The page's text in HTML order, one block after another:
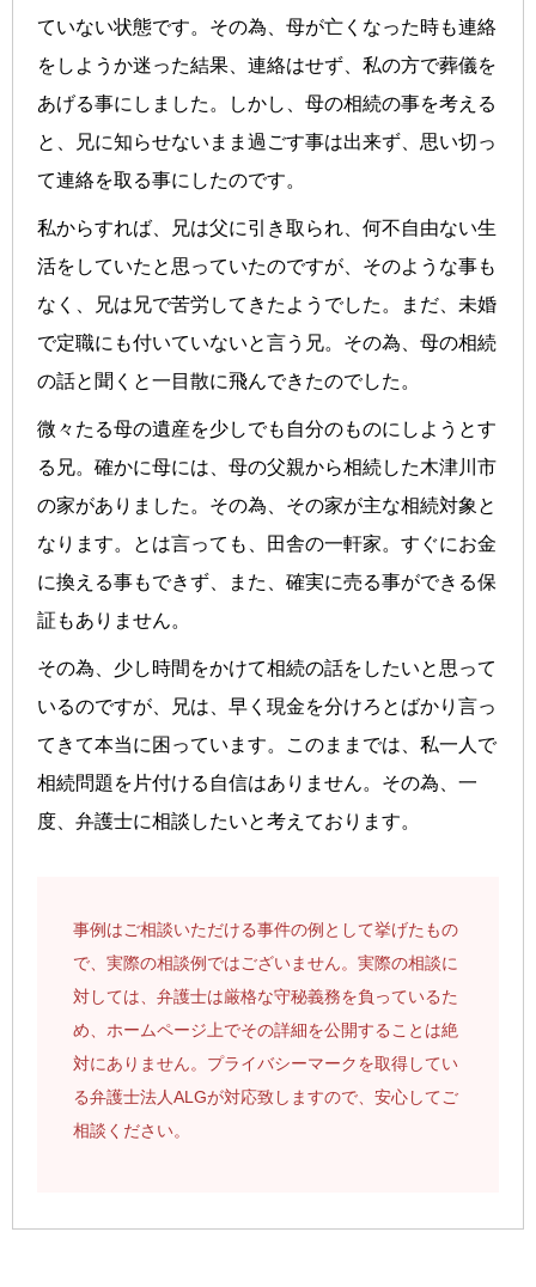
ていない状態です。その為、母が亡くなった時も連絡
をしようか迷った結果、連絡はせず、私の方で葬儀を
あげる事にしました。しかし、母の相続の事を考える
と、兄に知らせないまま過ごす事は出来ず、思い切っ
て連絡を取る事にしたのです。
私からすれば、兄は父に引き取られ、何不自由ない生
活をしていたと思っていたのですが、そのような事も
なく、兄は兄で苦労してきたようでした。まだ、未婚
で定職にも付いていないと言う兄。その為、母の相続
の話と聞くと一目散に飛んできたのでした。
微々たる母の遺産を少しでも自分のものにしようとす
る兄。確かに母には、母の父親から相続した木津川市
の家がありました。その為、その家が主な相続対象と
なります。とは言っても、田舎の一軒家。すぐにお金
に換える事もできず、また、確実に売る事ができる保
証もありません。
その為、少し時間をかけて相続の話をしたいと思って
いるのですが、兄は、早く現金を分けろとばかり言っ
てきて本当に困っています。このままでは、私一人で
相続問題を片付ける自信はありません。その為、一
度、弁護士に相談したいと考えております。
事例はご相談いただける事件の例として挙げたもの
で、実際の相談例ではございません。実際の相談に
対しては、弁護士は厳格な守秘義務を負っているた
め、ホームページ上でその詳細を公開することは絶
対にありません。プライバシーマークを取得してい
る弁護士法人ALGが対応致しますので、安心してご
相談ください。